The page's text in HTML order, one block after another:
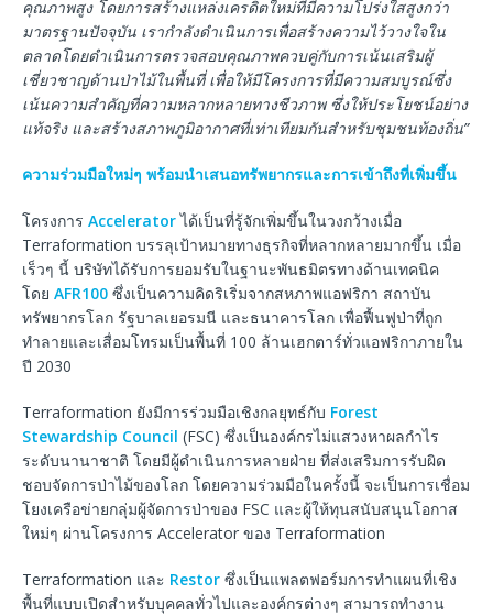
คุณภาพสูง โดยการสร้างแหล่งเครดิตใหม่ที่มีความโปร่งใสสูงกว่า
มาตรฐานปัจจุบัน เรากำลังดำเนินการเพื่อสร้างความไว้วางใจใน
ตลาดโดยดำเนินการตรวจสอบคุณภาพควบคู่กับการเน้นเสริมผู้
เชี่ยวชาญด้านป่าไม้ในพื้นที่ เพื่อให้มีโครงการที่มีความสมบูรณ์ซึ่ง
เน้นความสำคัญที่ความหลากหลายทางชีวภาพ ซึ่งให้ประโยชน์อย่าง
แท้จริง และสร้างสภาพภูมิอากาศที่เท่าเทียมกันสำหรับชุมชนท้องถิ่น”
ความร่วมมือใหม่ๆ พร้อมนำเสนอทรัพยากรและการเข้าถึงที่เพิ่มขึ้น
โครงการ Acceleratorได้เป็นที่รู้จักเพิ่มขึ้นในวงกว้างเมื่อ
Terraformation บรรลุเป้าหมายทางธุรกิจที่หลากหลายมากขึ้น เมื่อ
เร็วๆ นี้ บริษัทได้รับการยอมรับในฐานะพันธมิตรทางด้านเทคนิค
โดย AFR100 ซึ่งเป็นความคิดริเริ่มจากสหภาพแอฟริกา สถาบัน
ทรัพยากรโลก รัฐบาลเยอรมนี และธนาคารโลก เพื่อฟื้นฟูป่าที่ถูก
ทำลายและเสื่อมโทรมเป็นพื้นที่ 100 ล้านเฮกตาร์ทั่วแอฟริกาภายใน
ปี 2030
Terraformation ยังมีการร่วมมือเชิงกลยุทธ์กับ Forest
Stewardship Council (FSC) ซึ่งเป็นองค์กรไม่แสวงหาผลกำไร
ระดับนานาชาติ โดยมีผู้ดำเนินการหลายฝ่าย ที่ส่งเสริมการรับผิด
ชอบจัดการป่าไม้ของโลก โดยความร่วมมือในครั้งนี้ จะเป็นการเชื่อม
โยงเครือข่ายกลุ่มผู้จัดการป่าของ FSC และผู้ให้ทุนสนับสนุนโอกาส
ใหม่ๆ ผ่านโครงการ Accelerator ของ Terraformation
Terraformation และ Restor ซึ่งเป็นแพลตฟอร์มการทำแผนที่เชิง
พื้นที่แบบเปิดสำหรับบุคคลทั่วไปและองค์กรต่างๆ สามารถทำงาน